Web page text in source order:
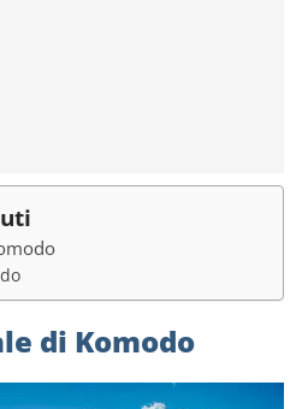
di Komodo